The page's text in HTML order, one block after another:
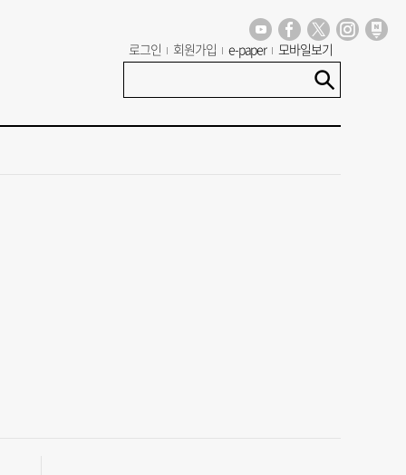
로그인 회원가입 e-paper 모바일보기